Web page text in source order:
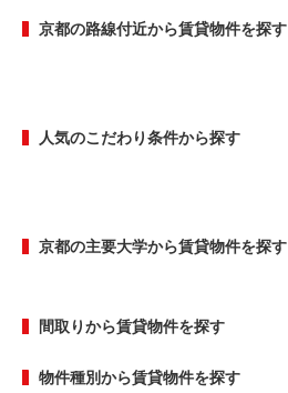
京都の路線付近から賃貸物件を探す
人気のこだわり条件から探す
京都の主要大学から賃貸物件を探す
間取りから賃貸物件を探す
物件種別から賃貸物件を探す